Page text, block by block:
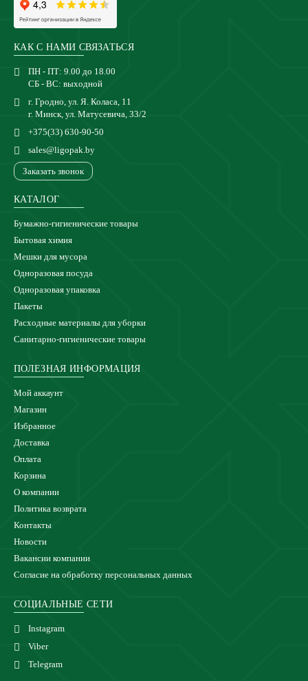
КАК С НАМИ СВЯЗАТЬСЯ
ПН - ПТ: 9.00 до 18.00
СБ - ВС: выходной
г. Гродно, ул. Я. Коласа, 11
г. Минск, ул. Матусевича, 33/2
+375(33) 630-90-50
sales@ligopak.by
Заказать звонок
КАТАЛОГ
Бумажно-гигиенические товары
Бытовая химия
Мешки для мусора
Одноразовая посуда
Одноразовая упаковка
Пакеты
Расходные материалы для уборки
Санитарно-гигиенические товары
ПОЛЕЗНАЯ ИНФОРМАЦИЯ
Мой аккаунт
Магазин
Избранное
Доставка
Оплата
Корзина
О компании
Политика возврата
Контакты
Новости
Вакансии компании
Согласие на обработку персональных данных
СОЦИАЛЬНЫЕ СЕТИ
Instagram
Viber
Telegram